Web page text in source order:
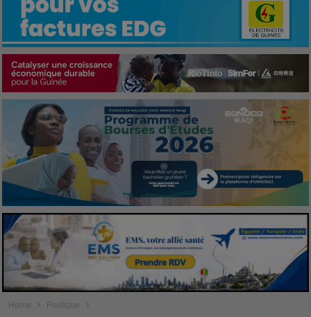
Home Politique